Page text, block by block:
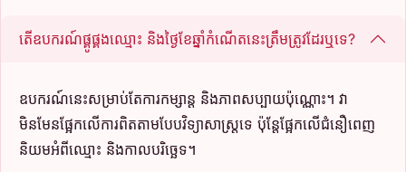
តើឧបករណ៍ផ្គូផ្គងឈ្មោះ និងថ្ងៃខែឆ្នាំកំណើតនេះត្រឹមត្រូវដែរឬទេ?
ឧបករណ៍នេះសម្រាប់តែការកម្សាន្ត និងភាពសប្បាយប៉ុណ្ណោះ។ វា
មិនមែនផ្អែកលើការពិតតាមបែបវិទ្យាសាស្ត្រទេ ប៉ុន្តែផ្អែកលើជំនឿពេញ
និយមអំពីឈ្មោះ និងកាលបរិច្ឆេទ។